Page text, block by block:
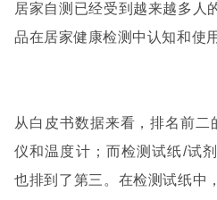
居家自测已经受到越来越多人
品在居家健康检测中认知和使
从白皮书数据来看，排名前二
仪和温度计；而检测试纸/试
也排到了第三。在检测试纸中